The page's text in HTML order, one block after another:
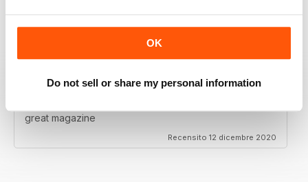
OK
Do not sell or share my personal information
great magazine
Recensito 12 dicembre 2020